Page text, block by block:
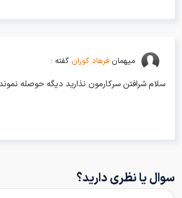
میهمان فرهاد گوران گفته :
سلام شرافتن سرکارمون نذارید دیگه حوصله
سوال یا نظری دارید؟